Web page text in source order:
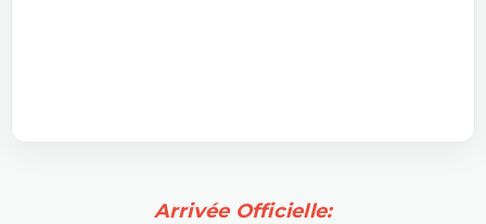
Arrivée Officielle: